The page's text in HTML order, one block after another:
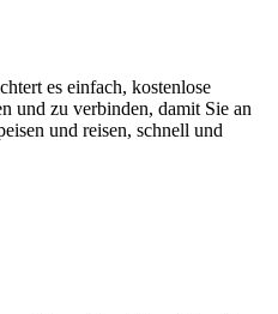
es einfach, kostenlose
und zu verbinden, damit Sie an
und reisen, schnell und